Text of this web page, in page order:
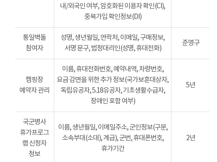
내/외국인 여부, 암호화된 이용자 확인(CI),
중복가입 확인정보(DI)
통일벽돌
참여자
성명, 생년월일, 연락처, 이메일, 구매정보,
서명 문구, 법정대리인(성명, 휴대전화)
준영구
캠핑장
예약자 관리
이름, 휴대전화번호, 예약내역, 차량번호,
요금 감면을 위한 추가 정보(국가보훈대상자,
독립유공자, 5.18유공자, 기초생활수급자,
장애인 포함 여부)
5년
국군병사
휴가프로그
램 신청자
정보
이름, 생년월일, 이메일주소, 군인정보(구분,
소속부대(소대), 계급), 군번, 휴대폰번호,
휴가기간
2년